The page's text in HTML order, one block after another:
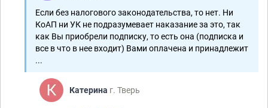
Если без налогового законодательства, то нет. Ни
КоАП ни УК не подразумевает наказание за это, так
как Вы приобрели подписку, то есть она (подписка и
все в что в нее входит) Вами оплачена и принадлежит
...
Катерина г. Тверь